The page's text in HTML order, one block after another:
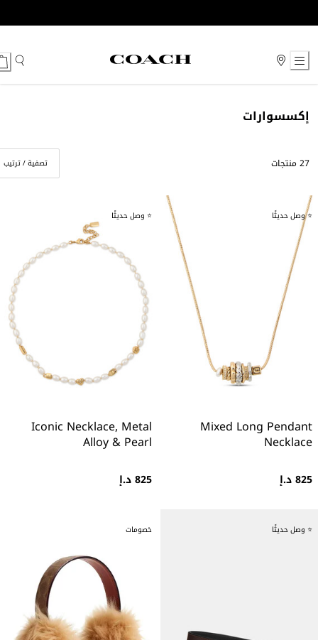
to
إكسسوارات
27 منتجات تصفية / ترتيب
⭐ وصل حديثًا
Mixed Long Pendant
Necklace
825 د.إ
⭐ وصل حديثًا
Iconic Necklace, Metal
Alloy & Pearl
825 د.إ
⭐ وصل حديثًا خصومات